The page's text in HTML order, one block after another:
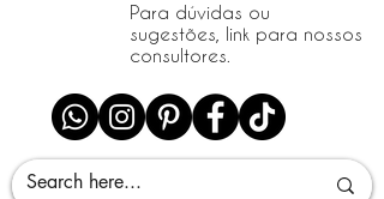
Para dúvidas ou
sugestões, link para nossos
consultores.